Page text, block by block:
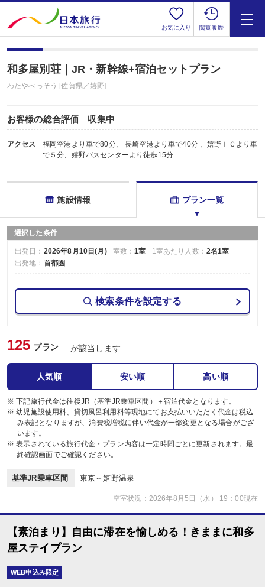
お気に入り 閲覧履歴
和多屋別荘｜JR・新幹線+宿泊セットプラン
わたやべっそう [佐賀県／嬉野]
お客様の総合評価 収集中
アクセス
福岡空港より車で80分、 長崎空港より車で40分 、嬉野ＩＣより車
で５分、嬉野バスセンターより徒歩15分
施設情報 プラン一覧
選択した条件
出発日： 2026年8月10日(月) 室数：1室 1室あたり人数： 2名1室
出発地： 首都圏
検索条件を設定する
125 プラン が該当します
人気順 安い順 高い順
※ 下記旅行代金は往復JR（基準JR乗車区間）＋宿泊代金となります。
※ 幼児施設使用料、貸切風呂利用料等現地にてお支払いいただく代金は税込
み表記となりますが、消費税増税に伴い代金が一部変更となる場合がござ
います。
※ 表示されている旅行代金・プラン内容は一定時間ごとに更新されます。最
終確認画面でご確認ください。
基準JR乗車区間 東京～嬉野温泉
空室状況：2026年8月5日（水） 19：00現在
【素泊まり】自由に滞在を愉しめる！きままに和多
屋ステイプラン
WEB申込み限定